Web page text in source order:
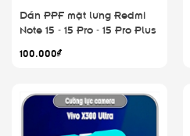
Dán PPF mặt lưng Redmi
Note 15 - 15 Pro - 15 Pro Plus
100.000₫